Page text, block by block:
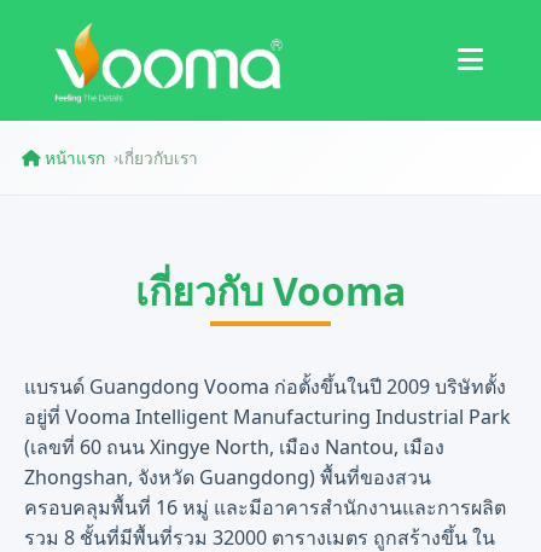
ใบรับรอง
กรณีศึกษา
หน้าแรก ›เกี่ยวกับเรา
เกี่ยวกับ Vooma
แบรนด์ Guangdong Vooma ก่อตั้งขึ้นในปี 2009 บริษัทตั้ง
อยู่ที่ Vooma Intelligent Manufacturing Industrial Park
(เลขที่ 60 ถนน Xingye North, เมือง Nantou, เมือง
Zhongshan, จังหวัด Guangdong) พื้นที่ของสวน
ครอบคลุมพื้นที่ 16 หมู่ และมีอาคารสำนักงานและการผลิต
รวม 8 ชั้นที่มีพื้นที่รวม 32000 ตารางเมตร ถูกสร้างขึ้น ใน